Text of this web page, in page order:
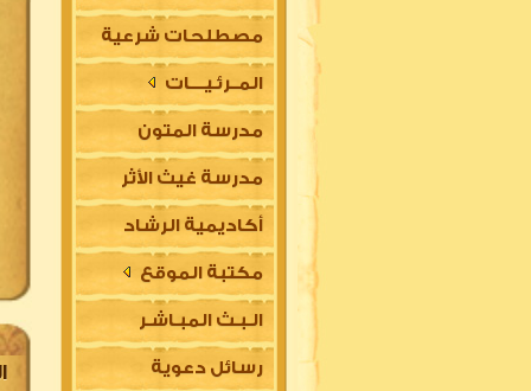
مصطلحات شرعية
المــرئـيــــات
مدرسة المتون
العلمية
مدرسة غيث الأثر
السلفية
أكاديمية الرشاد
العلمية للتأسيس
في مقدمات العلوم
الشرعية (للتعليم
مكتبة الموقع
الـبـث المبـاشـر
رسائل دعوية